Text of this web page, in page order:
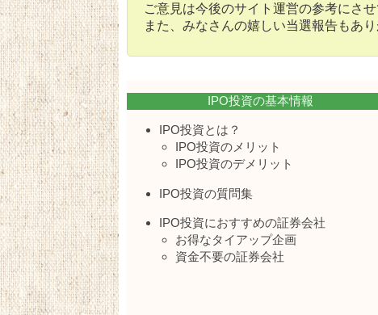
ご意見は今後のサイト運営の参考にさせ
また、みなさんの嬉しい当選報告もあり
IPO投資の基本情報
IPO投資とは？
IPO投資のメリット
IPO投資のデメリット
IPO投資の質問集
IPO投資におすすめの証券会社
お得なタイアップ企画
資金不要の証券会社